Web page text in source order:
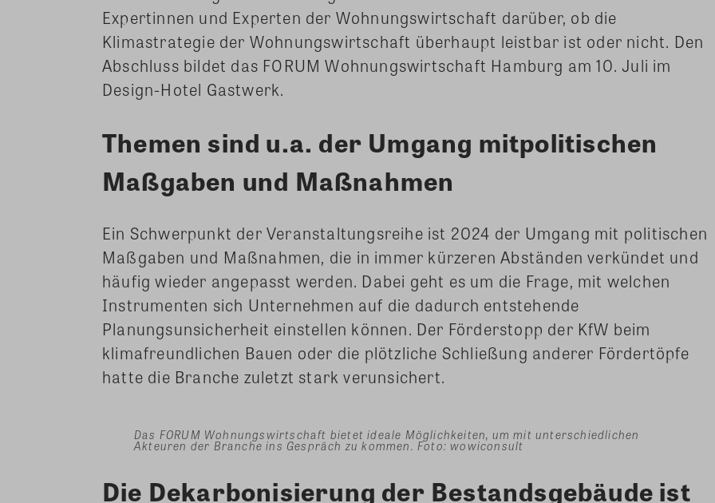
Expertinnen und Experten der Wohnungswirtschaft darüber, ob die
Klimastrategie der Wohnungswirtschaft überhaupt leistbar ist oder nicht. Den
Abschluss bildet das FORUM Wohnungswirtschaft Hamburg am 10. Juli im
Design-Hotel Gastwerk.
Themen sind u.a. der Umgang mitpolitischen
Maßgaben und Maßnahmen
Ein Schwerpunkt der Veranstaltungsreihe ist 2024 der Umgang mit politischen
Maßgaben und Maßnahmen, die in immer kürzeren Abständen verkündet und
häufig wieder angepasst werden. Dabei geht es um die Frage, mit welchen
Instrumenten sich Unternehmen auf die dadurch entstehende
Planungsunsicherheit einstellen können. Der Förderstopp der KfW beim
klimafreundlichen Bauen oder die plötzliche Schließung anderer Fördertöpfe
hatte die Branche zuletzt stark verunsichert.
Das FORUM Wohnungswirtschaft bietet ideale Möglichkeiten, um mit unterschiedlichen
Akteuren der Branche ins Gespräch zu kommen. Foto: wowiconsult
Die Dekarbonisierung der Bestandsgebäude ist